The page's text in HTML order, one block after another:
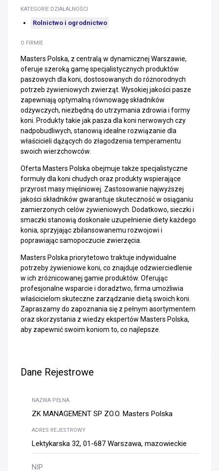
O FIRMIE
Masters Polska, z centralą w dynamicznej Warszawie,
oferuje szeroką gamę specjalistycznych produktów
paszowych dla koni, dostosowanych do różnorodnych
potrzeb żywieniowych zwierząt. Wysokiej jakości pasze
zapewniają optymalną równowagę składników
odżywczych, niezbędną do utrzymania zdrowia i formy
koni. Produkty takie jak pasza dla koni nerwowych czy
nadpobudliwych, stanowią idealne rozwiązanie dla
właścicieli dążących do złagodzenia temperamentu
swoich wierzchowców.
Oferta Masters Polska obejmuje także specjalistyczne
formuły dla koni chudych oraz produkty wspierające
przyrost masy mięśniowej. Zastosowanie najwyższej
jakości składników gwarantuje skuteczność w osiąganiu
zamierzonych celów żywieniowych. Dodatkowo, sieczki i
smaczki stanowią doskonałe uzupełnienie diety każdego
konia, sprzyjając zbilansowanemu rozwojowi i
poprawiając samopoczucie zwierzęcia.
Masters Polska priorytetowo traktuje indywidualne
potrzeby żywieniowe koni, co znajduje odzwierciedlenie
w ich zróżnicowanej gamie produktów. Oferując
profesjonalne wsparcie i doradztwo, firma umożliwia
właścicielom skuteczne zarządzanie dietą swoich koni.
Zapraszamy do zapoznania się z pełnym asortymentem
oraz skorzystania z wiedzy ekspertów Masters Polska,
aby zapewnić swoim koniom to, co najlepsze.
KATEGORIE DZIAŁALNOŚCI
Rolnictwo i ogrodnictwo
Dane Rejestrowe
NAZWA PEŁNA
ZK MANAGEMENT SP ZO.O. Masters Polska
ADRES REJESTROWY
Lektykarska 32, 01-687 Warszawa, mazowieckie
NIP